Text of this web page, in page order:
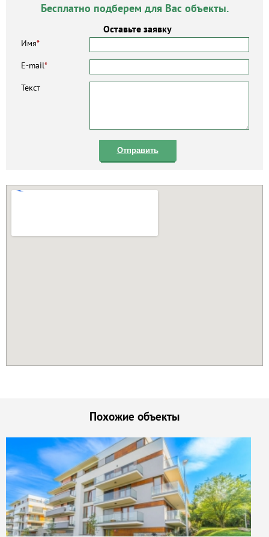
Бесплатно подберем для Вас объекты.
Оставьте заявку
Имя*
E-mail*
Текст
Отправить
Похожие объекты